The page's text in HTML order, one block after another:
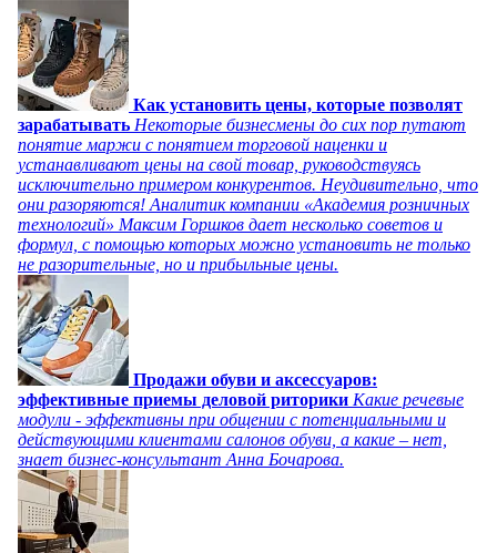
Как установить цены, которые позволят
зарабатывать Некоторые бизнесмены до сих пор путают
понятие маржи с понятием торговой наценки и
устанавливают цены на свой товар, руководствуясь
исключительно примером конкурентов. Неудивительно, что
они разоряются! Аналитик компании «Академия розничных
технологий» Максим Горшков дает несколько советов и
формул, с помощью которых можно установить не только
не разорительные, но и прибыльные цены.
Продажи обуви и аксессуаров:
эффективные приемы деловой риторики Какие речевые
модули - эффективны при общении с потенциальными и
действующими клиентами салонов обуви, а какие – нет,
знает бизнес-консультант Анна Бочарова.